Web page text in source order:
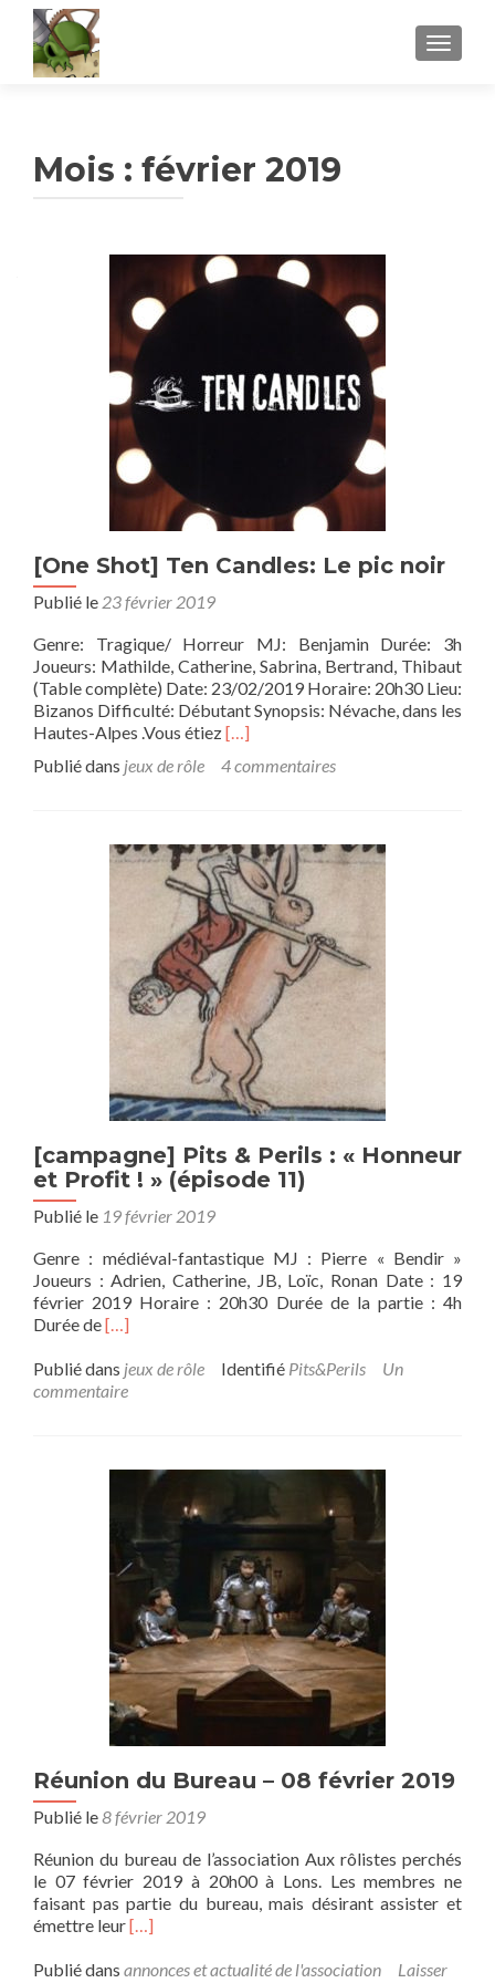
Mois : février 2019
[One Shot] Ten Candles: Le pic noir
Publié le 23 février 2019
Genre: Tragique/ Horreur MJ: Benjamin Durée: 3h
Joueurs: Mathilde, Catherine, Sabrina, Bertrand, Thibaut
(Table complète) Date: 23/02/2019 Horaire: 20h30 Lieu:
Bizanos Difficulté: Débutant Synopsis: Névache, dans les
Hautes-Alpes .Vous étiezEn
plus
Ten
Candles:
Le
pic
noir
[…]
Publié dans jeux de rôle 4 commentaires
[campagne] Pits & Perils : « Honneur
et Profit ! » (épisode 11)
Publié le 19 février 2019
Genre : médiéval-fantastique MJ : Pierre « Bendir »
Joueurs : Adrien, Catherine, JB, Loïc, Ronan Date : 19
février 2019 Horaire : 20h30 Durée de la partie : 4h
Durée deEn
plus
sur[campagne]
Profit
(épisode
11)
[…]
Publié dans jeux de rôle Identifié Pits&Perils
Un
commentaire
Réunion du Bureau – 08 février 2019
Publié le8 février 2019
Réunion du bureau de l’association Aux rôlistes perchés
le 07 février 2019 à 20h00 à Lons. Les membres ne
faisant pas partie du bureau, mais désirant assister et
émettre leurEn
plus
[…]
Publié dans annonces et actualité de l'association
Laisser